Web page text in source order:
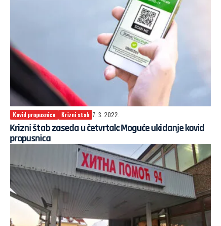
Kovid propusnice Krizni stab 7. 3. 2022.
Krizni štab zaseda u četvrtak: Moguće ukidanje kovid
propusnica